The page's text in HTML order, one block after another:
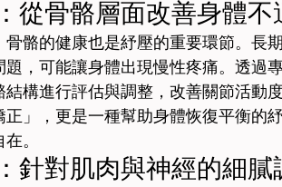
從骨骼層面改善身體不
骨骼的健康也是紓壓的重要環節。長
題，可能讓身體出現慢性疼痛。透過
結構進行評估與調整，改善關節活動
正」，更是一種幫助身體恢復平衡的
。
針對肌肉與神經的細膩